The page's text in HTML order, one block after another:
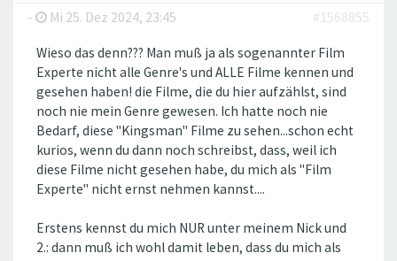
-
Mi 25. Dez 2024, 23:45 #1568855
Wieso das denn??? Man muß ja als sogenannter Film
Experte nicht alle Genre's und ALLE Filme kennen und
gesehen haben! die Filme, die du hier aufzählst, sind
noch nie mein Genre gewesen. Ich hatte noch nie
Bedarf, diese "Kingsman" Filme zu sehen...schon echt
kurios, wenn du dann noch schreibst, dass, weil ich
diese Filme nicht gesehen habe, du mich als "Film
Experte" nicht ernst nehmen kannst....
Erstens kennst du mich NUR unter meinem Nick und
2.: dann muß ich wohl damit leben, dass du mich als